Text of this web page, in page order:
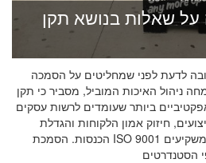
על שאלות בנושא תקן
ב-2026: מה חובה לדעת לפני שמחליטים על הסמכה
ניהול האיכות המוביל, מסביר כי תקן
האפקטיביים ביותר שעומדים לרשות עסקים
חיזוק אמון הלקוחות והגדלת
הכנסות. הסמכת ISO 9001 מוכיחה ללקוחות, לשותפים ולמשקיעים